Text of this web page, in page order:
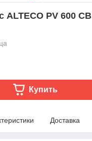
ALTECO PV 600 CB
Купить
Доставка